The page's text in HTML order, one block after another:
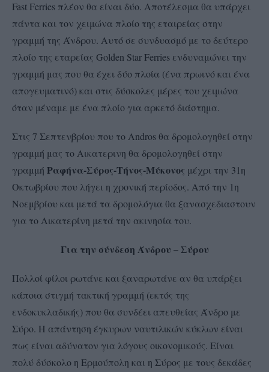
Fast Ferries πλέον θα είναι δύο. Αποτέλεσμα θα υπάρχει
πάντα και τον χειμώνα πλοίο της εταιρείας στην
γραμμή της Άνδρου. Αυτό σε συνδυασμό με το δεύτερο
πλοίο της εταρείας Golden Star Ferries ενδυναμώνει την
γραμμή μας που θα έχει δύο πλοία (ένα πρωινό και ένα
απογευματινό) και στις δύσκολες μέρες του χειμώνα
όταν μέναμε με ένα πλοίο για αρκετό διάστημα.
Στις 7 Σεπτενβρίου που το Andros θα δρομολογηθεί στην
γραμμή μας το Αικατερινη θα δρομολογηθεί στην
γραμμή Ραφήνα-Σύρος-Τήνος-Μύκονος μέχρι την 31η
Οκτωβρίου που λήγει η χρονική περίοδος. Από την 1η
Νοεμβρίου και μετά τα δρομολόγια θα ξανασχεδιαστουν
για το Αικατερίνη μετά την ακινησία του.
Για την σύνδεση Άνδρου – Σύρου
Πολλοί φίλοι ρωτάνε και ξαναρωτάνε αν θα υπάρξει
κάποια στιγμή τακτική γραμμή (εκτός της
ενδοκυκλαδικής) που θα συνδέει απευθείας Άνδρο με
Σύρο. Η απάντηση έγκυρων ναυτιλικών κύκλων είναι
πως είναι αδύνατον για λόγους οικονομικούς. Είναι
πολύ δύσκολο η Ερμούπολη και η Σύρος με τους δεκάδες